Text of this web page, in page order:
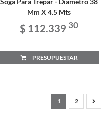
Soga Para Trepar - Diametro 38
Mm X 4.5 Mts
$ 112.339 30
PRESUPUESTAR
1 2